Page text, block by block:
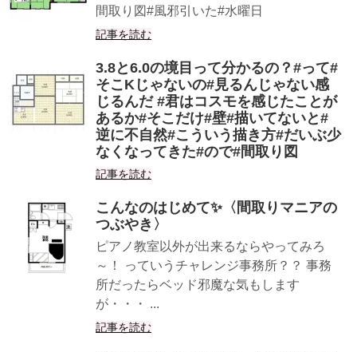
間取り図#風邪引いた#水曜日
記事を読む
3.8と6.0の境目って分かるの？#って#
そこKじゃないの#見るんじゃない感
じるんだ #君はコスモを感じたことが
あるか#そこだけ#壁#描いてないと#
逆に不自然#こういう描き方#だいぶ少
なくなってきた#ので#間取り図
記事を読む
こんなのはじめて✨〈間取りマニアの
つぶやき〉
ピアノ教室以外が出来るならやってみろ
～！ っていうチャレンジ事務所？？ 事務
所だったらベッド邪魔な気もします
が・・・ ...
記事を読む